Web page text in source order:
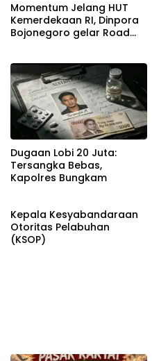
Momentum Jelang HUT
Kemerdekaan RI, Dinpora
Bojonegoro gelar Road
Dugaan Lobi 20 Juta:
Tersangka Bebas,
Kapolres Bungkam
Kepala Kesyabandaraan
Otoritas Pelabuhan
(KSOP)